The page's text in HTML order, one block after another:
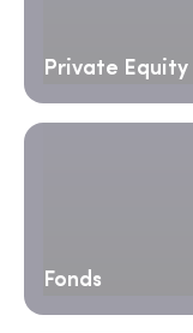
Private Equity
Fonds